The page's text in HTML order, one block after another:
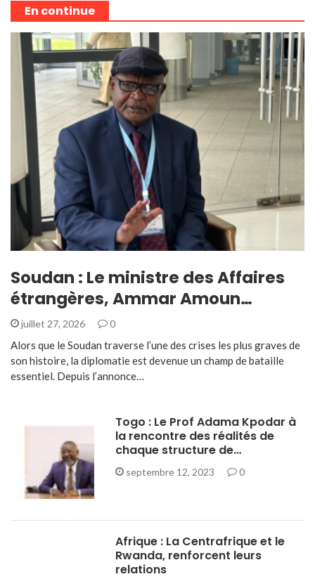
En continue
Soudan : Le ministre des Affaires
étrangères, Ammar Amoun…
juillet 27, 2026 0
Alors que le Soudan traverse l’une des crises les plus graves de
son histoire, la diplomatie est devenue un champ de bataille
essentiel. Depuis l’annonce…
Togo : Le Prof Adama Kpodar à
la rencontre des réalités de
chaque structure de…
septembre 12, 2023 0
Afrique : La Centrafrique et le
Rwanda, renforcent leurs
relations